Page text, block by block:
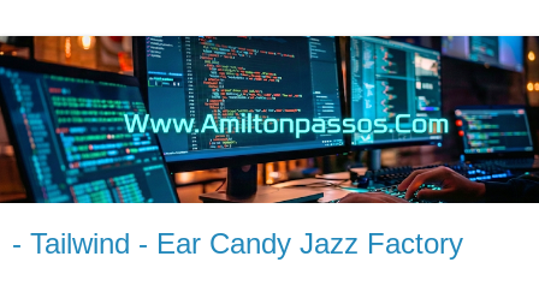
- Tailwind - Ear Candy Jazz Factory